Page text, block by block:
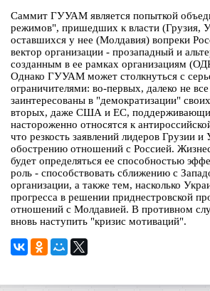
Саммит ГУУАМ является попыткой
режимов", пришедших к власти (Грузия,
оставшихся у нее (Молдавия) вопреки
вектор организации - прозападный и
созданным в ее рамках организациям
Однако ГУУАМ может столкнуться с
ограничителями: во-первых, далеко не
заинтересованы в "демократизации"
вторых, даже США и ЕС,
настороженно относятся к
что резкость заявлений лидеров Грузии и
обострению отношений с Россией.
будет определяться ее способностью
роль - способствовать сближению с
организации, а также тем, насколько
прогресса в решении приднестровской
отношений с Молдавией. В противном
вновь наступить "кризис мотиваций".